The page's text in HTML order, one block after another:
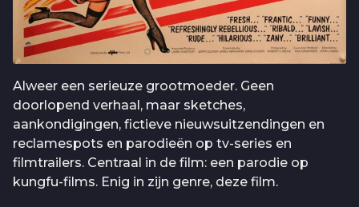
Alweer een serieuze grootmoeder. Geen
doorlopend verhaal, maar sketches,
aankondigingen, fictieve nieuwsuitzendingen en
reclamespots en parodieën op tv-series en
filmtrailers. Centraal in de film: een parodie op
kungfu-films. Enig in zijn genre, deze film.